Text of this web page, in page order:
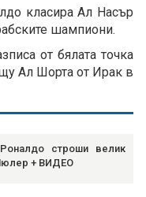
класира Ал Насър
шампиони.
от бялата точка
Ал Шорта от Ирак в
строши велик
+ ВИДЕО